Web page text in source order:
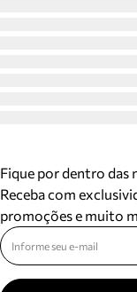
Fique por dentro das
Receba com
promoções e muito